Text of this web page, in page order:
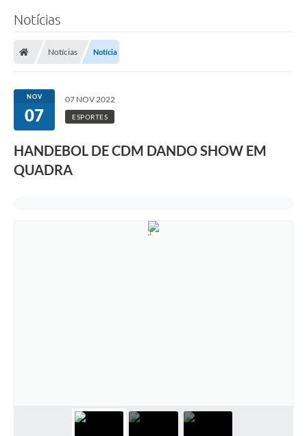
Notícias
Notícias Notícia
NOV
07
07 NOV 2022
ESPORTES
HANDEBOL DE CDM DANDO SHOW EM
QUADRA